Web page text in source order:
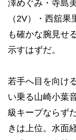
澤めぐみ・寺島
（2V）・西舘
も確かな腕見せ
示すはずだ。
若手へ目を向け
い乗る山崎小葉
級キープならず
きは上位。水面